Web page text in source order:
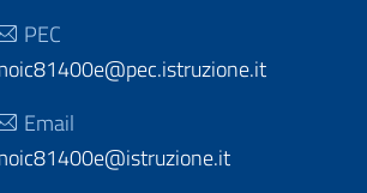
PEC
Email